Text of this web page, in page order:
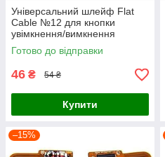
Універсальний шлейф Flat
Cable №12 для кнопки
увімкнення/вимкнення
Готово до відправки
46 ₴ 54 ₴
Купити
–15%